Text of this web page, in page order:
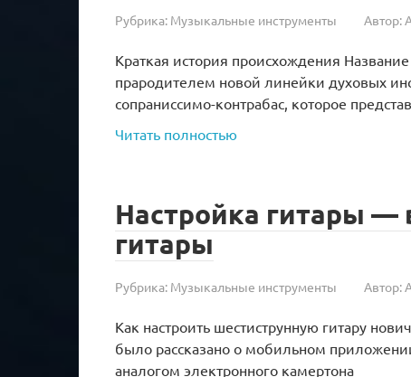
Рубрика: Музыкальные инструменты Автор:
Краткая история происхождения
прародителем новой линейки духовых
сопраниссимо-контрабас, которое
Читать полностью
Настройка гитары —
гитары
Рубрика: Музыкальные инструменты Автор:
Как настроить шестиструнную гитару
было рассказано о мобильном
аналогом электронного камертона